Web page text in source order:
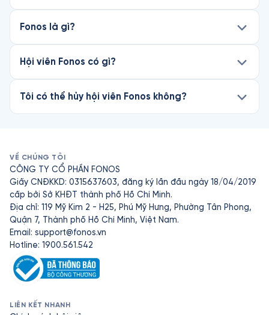
Fonos là gì?
Hội viên Fonos có gì?
Tôi có thể hủy hội viên Fonos không?
VỀ CHÚNG TÔI
CÔNG TY CỔ PHẦN FONOS
Giấy CNĐKKD: 0315637603, đăng ký lần đầu ngày 18/04/2019
cấp bởi Sở KHĐT thành phố Hồ Chí Minh.
Địa chỉ: 119 Mỹ Kim 2 - H25, Phú Mỹ Hưng, Phường Tân Phong,
Quận 7, Thành phố Hồ Chí Minh, Việt Nam.
Email: support@fonos.vn
Hotline: 1900.561.542
LIÊN KẾT NHANH